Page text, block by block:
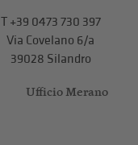
T+39 0473 730 397
Via Covelano 6/a
39028 Silandro
Ufficio Merano